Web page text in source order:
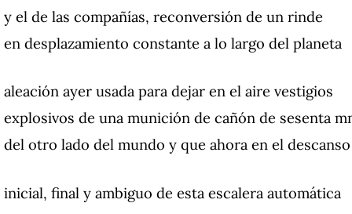
y el de las compañías, reconversión de un rinde
en desplazamiento constante a lo largo del planeta
aleación ayer usada para dejar en el aire vestigios
explosivos de una munición de cañón de sesenta
del otro lado del mundo y que ahora en el descanso
inicial, final y ambiguo de esta escalera automática